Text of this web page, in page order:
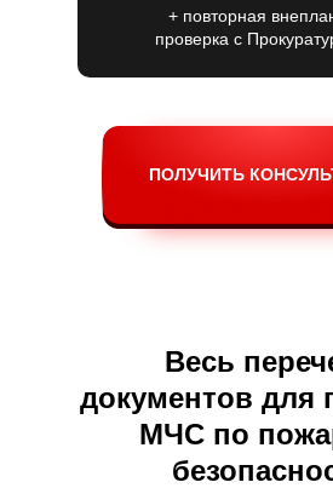
+ повторная
проверка c
ПОЛУЧИТЬ
Весь
документов для
МЧС по